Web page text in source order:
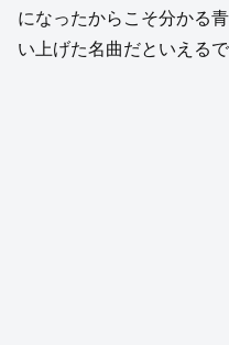
になったからこそ分かる
い上げた名曲だといえるで